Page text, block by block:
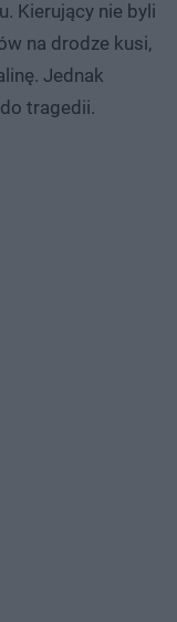
Kierujący nie byli
na drodze kusi,
Jednak
tragedii.